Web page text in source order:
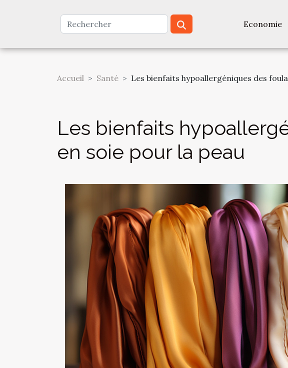
Economie
Accueil Santé Les bienfaits hypoallergéniques des
Les bienfaits
en soie pour la peau